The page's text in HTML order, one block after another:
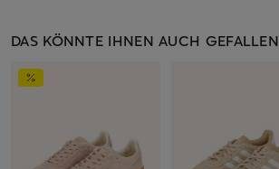
DAS KÖNNTE IHNEN AUCH GEFALLEN